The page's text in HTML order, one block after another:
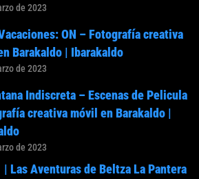
de 2023
ON – Fotografía creativa
Barakaldo | Ibarakaldo
de 2023
Indiscreta – Escenas de Pelicula
creativa móvil en Barakaldo |
de 2023
Las Aventuras de Beltza La Pantera